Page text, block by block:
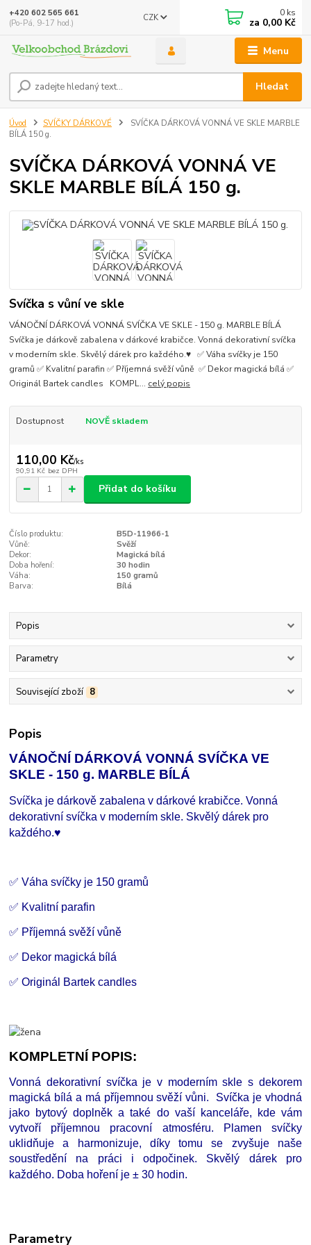
Menu
CZK
Hledat
+420 602 565 661
(Po-Pá, 9-17 hod.)
0 ks
za 0,00 Kč
Úvod SVÍČKY DÁRKOVÉ
SVÍČKA DÁRKOVÁ VONNÁ VE SKLE MARBLE
BÍLÁ 150 g.
SVÍČKA DÁRKOVÁ VONNÁ VE
SKLE MARBLE BÍLÁ 150 g.
Svíčka s vůní ve skle
VÁNOČNÍ DÁRKOVÁ VONNÁ SVÍČKA VE SKLE - 150 g. MARBLE BÍLÁ
Svíčka je dárkově zabalena v dárkové krabičce. Vonná dekorativní svíčka
v moderním skle. Skvělý dárek pro každého.♥ ✅ Váha svíčky je 150
gramů ✅ Kvalitní parafin ✅ Příjemná svěží vůně ✅ Dekor magická bílá ✅
Originál Bartek candles KOMPL... celý popis
Dostupnost NOVĚ skladem
110,00 Kč/ks
90,91 Kč bez DPH
Přidat do košíku
Číslo produktu:
B5D-11966-1
Vůně:
Svěží
Dekor:
Magická bílá
Doba hoření:
30 hodin
Váha:
150 gramů
Barva:
Bílá
Popis
Parametry
Související zboží 8
Popis
VÁNOČNÍ DÁRKOVÁ VONNÁ SVÍČKA VE
SKLE - 150 g. MARBLE BÍLÁ
Svíčka je dárkově zabalena v dárkové krabičce. Vonná
dekorativní svíčka v moderním skle. Skvělý dárek pro
každého.♥
✅ Váha svíčky je 150 gramů
✅ Kvalitní parafin
✅ Příjemná svěží vůně
✅ Dekor magická bílá
✅ Originál Bartek candles
KOMPLETNÍ POPIS:
Vonná dekorativní svíčka je v moderním skle s dekorem
magická bílá a má příjemnou svěží vůni. Svíčka je vhodná
jako bytový doplněk a také do vaší kanceláře, kde vám
vytvoří příjemnou pracovní atmosféru. Plamen svíčky
uklidňuje a harmonizuje, díky tomu se zvyšuje naše
soustředění na práci i odpočinek. Skvělý dárek pro
každého. Doba hoření je ± 30 hodin.
Parametry